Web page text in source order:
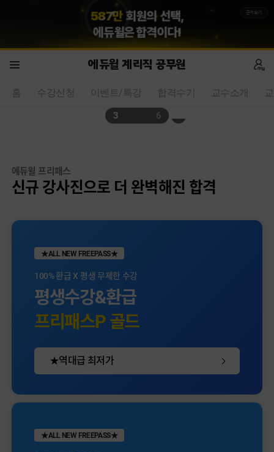
587만 회원의 선택,
에듀윌은 합격이다!
근거보기
에듀윌 계리직 공무원
홈 수강신청 이벤트/특강 합격수기 교수소개
4 6
에듀윌 프리패스
신규 강사진으로 더 완벽해진 합격
★ALL NEW FREEPASS★
100% 환급 X 평생 무제한 수강
평생수강&환급
프리패스P 골드
★역대급 최저가
★ALL NEW FREEPASS★